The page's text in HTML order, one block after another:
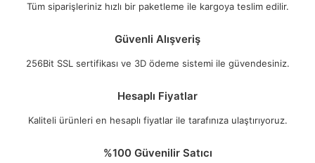
Tüm siparişleriniz hızlı bir paketleme ile kargoya teslim edilir.
Güvenli Alışveriş
256Bit SSL sertifikası ve 3D ödeme sistemi ile güvendesiniz.
Hesaplı Fiyatlar
Kaliteli ürünleri en hesaplı fiyatlar ile tarafınıza ulaştırıyoruz.
%100 Güvenilir Satıcı